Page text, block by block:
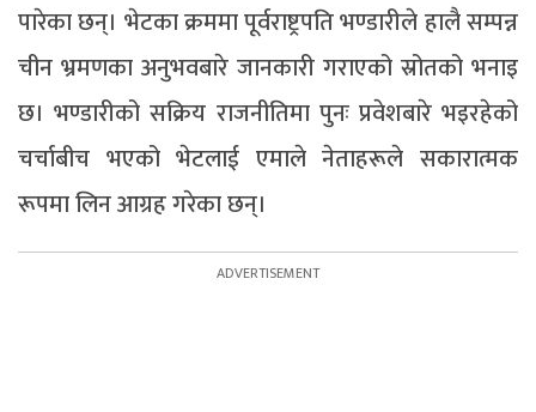
पारेका छन्। भेटका क्रममा पूर्वराष्ट्रपति भण्डारीले हालै सम्पन्न
चीन भ्रमणका अनुभवबारे जानकारी गराएको स्रोतको भनाइ
छ। भण्डारीको सक्रिय राजनीतिमा पुनः प्रवेशबारे भइरहेको
चर्चाबीच भएको भेटलाई एमाले नेताहरूले सकारात्मक
रूपमा लिन आग्रह गरेका छन्।